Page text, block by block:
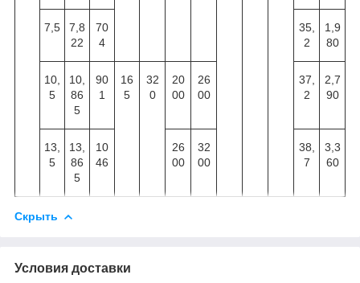
7,5
7,8
22
70
4
35,
2
1,9
80
10,
5
10,
86
5
90
1
16
5
32
0
20
00
26
00
37,
2
2,7
90
13,
5
13,
86
5
10
46
26
00
32
00
38,
7
3,3
60
Скрыть
Условия доставки